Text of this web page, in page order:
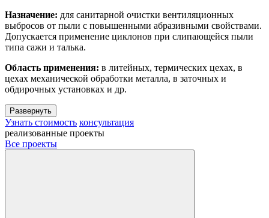
Назначение: для санитарной очистки вентиляционных
выбросов от пыли с повышенными абразивными свойствами.
Допускается применение циклонов при слипающейся пыли
типа сажи и талька.
Область применения: в литейных, термических цехах, в
цехах механической обработки металла, в заточных и
обдирочных установках и др.
Развернуть
Узнать стоимость консультация
реализованные проекты
Все проекты